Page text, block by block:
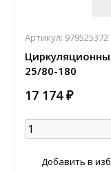
Артикул: 979525372
25/80-180
17 174 ₽
Добавить в